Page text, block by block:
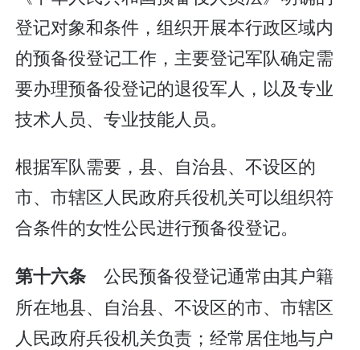
登记对象和条件，组织开展本行政区域内
的预备役登记工作，主要登记军队确定需
要办理预备役登记的退役军人，以及专业
技术人员、专业技能人员。
根据军队需要，县、自治县、不设区的
市、市辖区人民政府兵役机关可以组织符
合条件的女性公民进行预备役登记。
第十六条公民预备役登记通常由其户籍
所在地县、自治县、不设区的市、市辖区
人民政府兵役机关负责；经常居住地与户